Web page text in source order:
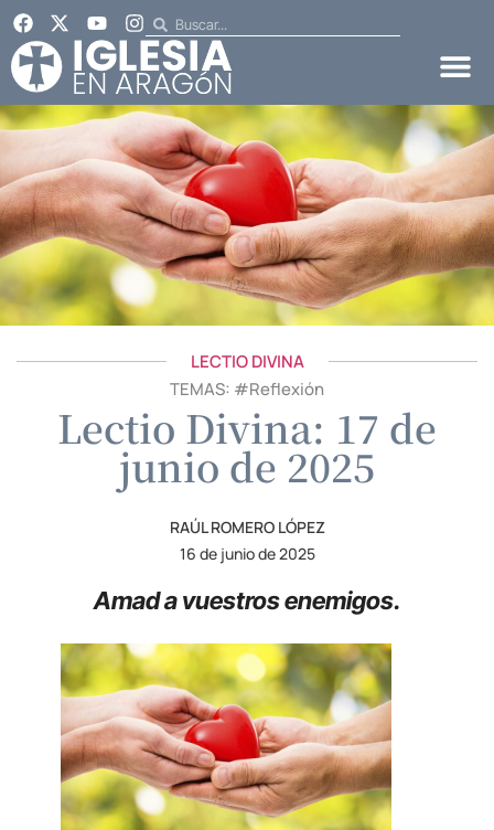
LECTIO DIVINA
TEMAS: #Reflexión
Lectio Divina: 17 de
junio de 2025
RAÚL ROMERO LÓPEZ
16 de junio de 2025
Amad a vuestros enemigos.